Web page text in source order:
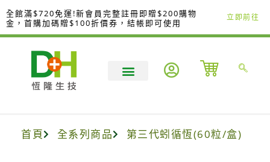
跳
至
主
全館滿$720免運!新會員完整註冊即贈$200購物
金，首購加碼贈$100折價券，結帳即可使用
立即前往
首頁 全系列商品 第三代蚓循恆(60粒/盒)